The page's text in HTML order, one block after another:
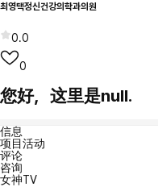
최영택정신건강의학과의원
0.0
0
您好，这里是null.
信息
项目活动
评论
咨询
女神TV